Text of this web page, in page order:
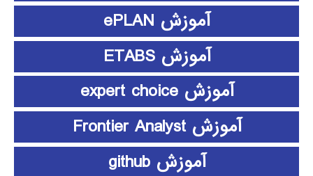
آموزش ePLAN
آموزش ETABS
آموزش expert choice
آموزش Frontier Analyst
آموزش github